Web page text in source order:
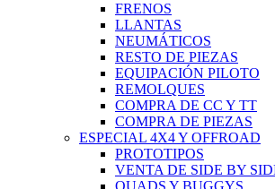
FRENOS
LLANTAS
NEUMÁTICOS
RESTO DE PIEZAS
EQUIPACIÓN PILOTO
REMOLQUES
COMPRA DE CC Y TT
COMPRA DE PIEZAS
ESPECIAL 4X4 Y OFFROAD
PROTOTIPOS
VENTA DE SIDE BY
QUADS Y BUGGYS